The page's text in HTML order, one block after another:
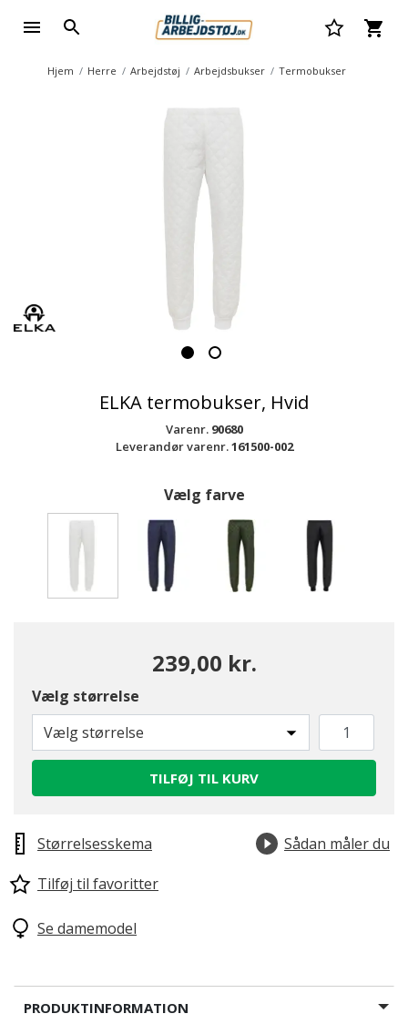
Hjem Herre Arbejdstøj Arbejdsbukser Termobukser
ELKA termobukser, Hvid
Varenr. 90680
Leverandør varenr.161500-002
Vælg farve
239,00 kr.
Vælg størrelse
Vælg størrelse
TILFØJ TIL KURV
Størrelsesskema
Sådan måler du
Tilføj til favoritter
Se damemodel
PRODUKTINFORMATION